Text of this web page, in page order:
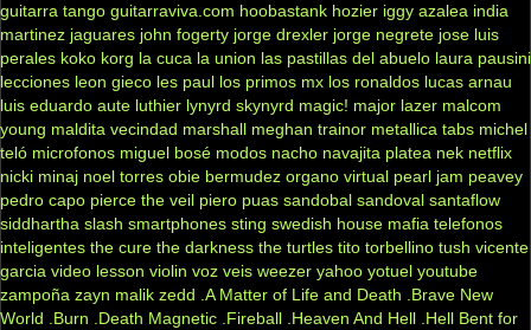
guitarra tango guitarraviva.com hoobastank hozier iggy azalea india
martinez jaguares john fogerty jorge drexler jorge negrete jose luis
perales koko korg la cuca la union las pastillas del abuelo laura pausini
lecciones leon gieco les paul los primos mx los ronaldos lucas arnau
luis eduardo aute luthier lynyrd skynyrd magic! major lazer malcom
young maldita vecindad marshall meghan trainor metallica tabs michel
teló microfonos miguel bosé modos nacho navajita platea nek netflix
nicki minaj noel torres obie bermudez organo virtual pearl jam peavey
pedro capo pierce the veil piero puas sandobal sandoval santaflow
siddhartha slash smartphones sting swedish house mafia telefonos
inteligentes the cure the darkness the turtles tito torbellino tush vicente
garcia video lesson violin voz veis weezer yahoo yotuel youtube
zampoña zayn malik zedd .A Matter of Life and Death
.Brave New
World
.Burn .Death Magnetic .Fireball .Heaven And Hell .Hell Bent for